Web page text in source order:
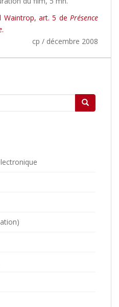
Waintrop, art. 5 de Présence
.
cp / décembre 2008